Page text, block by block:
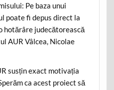
Pe baza unui
poate fi depus direct la
hotărâre judecătorească
AUR Vâlcea, Nicolae
susțin exact motivația
ca acest proiect să